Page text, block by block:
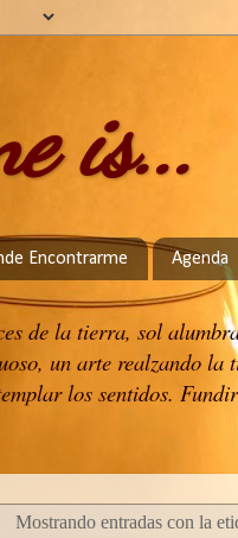
is...
Encontrarme Agenda
de la tierra, sol
un arte realzando la
los sentidos.
Mostrando entradas con la